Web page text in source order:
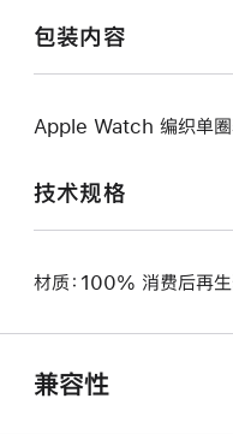
包装内容
Apple Watch 编织单圈
技术规格
材质：100% 消费后再
兼容性